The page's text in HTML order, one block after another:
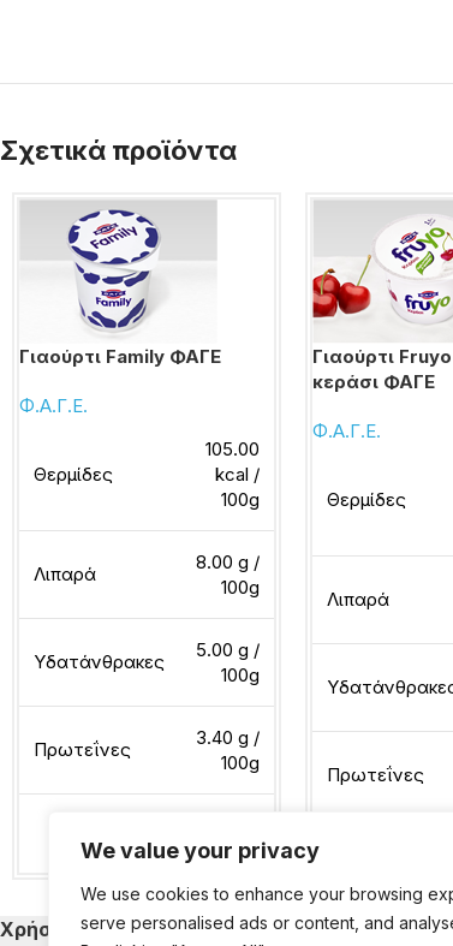
We value your privacy
We use cookies to enhance your browsing
serve personalised ads or content, and
Σχετικά προϊόντα
Γιαούρτι Family ΦΑΓΕ
Φ.Α.Γ.Ε.
Θερμίδες
105.00
kcal /
100g
Λιπαρά
8.00 g /
100g
Υδατάνθρακες
5.00 g /
100g
Πρωτεΐνες
3.40 g /
100g
Διαβάστε περισσότερα
Γιαούρτι
κεράσι ΦΑΓΕ
Φ.Α.Γ.Ε.
Θερμίδες
Λιπαρά
Πρωτεΐνες
Διαβάστε
Χρήσιμα